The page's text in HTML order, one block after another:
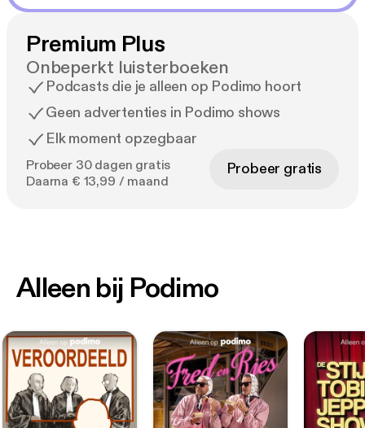
Premium Plus
Onbeperkt luisterboeken
Podcasts die je alleen op Podimo hoort
Geen advertenties in Podimo shows
Elk moment opzegbaar
Probeer 30 dagen gratis
Daarna € 13,99 / maand
Probeer gratis
Alleen bij Podimo